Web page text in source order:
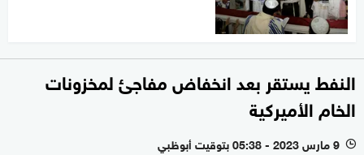
النفط يستقر بعد انخفاض مفاجئ لمخزونات
الخام الأميركية
l 9 مارس 2023 - 05:38 بتوقيت أبوظبي